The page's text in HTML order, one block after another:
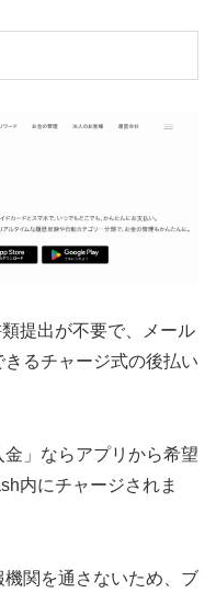
提出が不要で、メール
るチャージ式の後払い
」ならアプリから希望
内にチャージされま
関を通さないため、ブ